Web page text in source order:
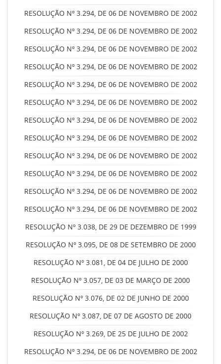
RESOLUÇÃO Nº 3.294, DE 06 DE NOVEMBRO DE 2002
RESOLUÇÃO Nº 3.294, DE 06 DE NOVEMBRO DE 2002
RESOLUÇÃO Nº 3.294, DE 06 DE NOVEMBRO DE 2002
RESOLUÇÃO Nº 3.294, DE 06 DE NOVEMBRO DE 2002
RESOLUÇÃO Nº 3.294, DE 06 DE NOVEMBRO DE 2002
RESOLUÇÃO Nº 3.294, DE 06 DE NOVEMBRO DE 2002
RESOLUÇÃO Nº 3.294, DE 06 DE NOVEMBRO DE 2002
RESOLUÇÃO Nº 3.294, DE 06 DE NOVEMBRO DE 2002
RESOLUÇÃO Nº 3.294, DE 06 DE NOVEMBRO DE 2002
RESOLUÇÃO Nº 3.294, DE 06 DE NOVEMBRO DE 2002
RESOLUÇÃO Nº 3.294, DE 06 DE NOVEMBRO DE 2002
RESOLUÇÃO Nº 3.294, DE 06 DE NOVEMBRO DE 2002
RESOLUÇÃO Nº 3.038, DE 29 DE DEZEMBRO DE 1999
RESOLUÇÃO Nº 3.095, DE 08 DE SETEMBRO DE 2000
RESOLUÇÃO Nº 3.081, DE 04 DE JULHO DE 2000
RESOLUÇÃO Nº 3.057, DE 03 DE MARÇO DE 2000
RESOLUÇÃO Nº 3.076, DE 02 DE JUNHO DE 2000
RESOLUÇÃO Nº 3.087, DE 07 DE AGOSTO DE 2000
RESOLUÇÃO Nº 3.269, DE 25 DE JULHO DE 2002
RESOLUÇÃO Nº 3.294, DE 06 DE NOVEMBRO DE 2002